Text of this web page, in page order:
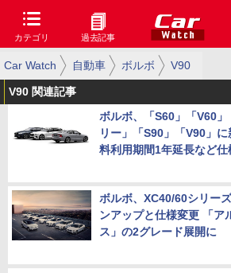
カテゴリ 過去記事
Car Watch 自動車 ボルボ V90
V90 関連記事
ボルボ、「S60」「V60
リー」「S90」「V90」
料利用期間1年延長など仕
ボルボ、XC40/60シリー
ンアップと仕様変更 「ア
ス」の2グレード展開に